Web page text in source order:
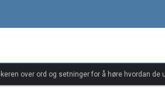
over ord og setninger for å høre hvordan de